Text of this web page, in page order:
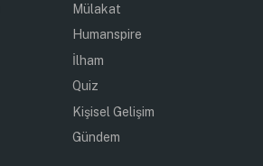
Mülakat
Humanspire
İlham
Quiz
Kişisel Gelişim
Gündem